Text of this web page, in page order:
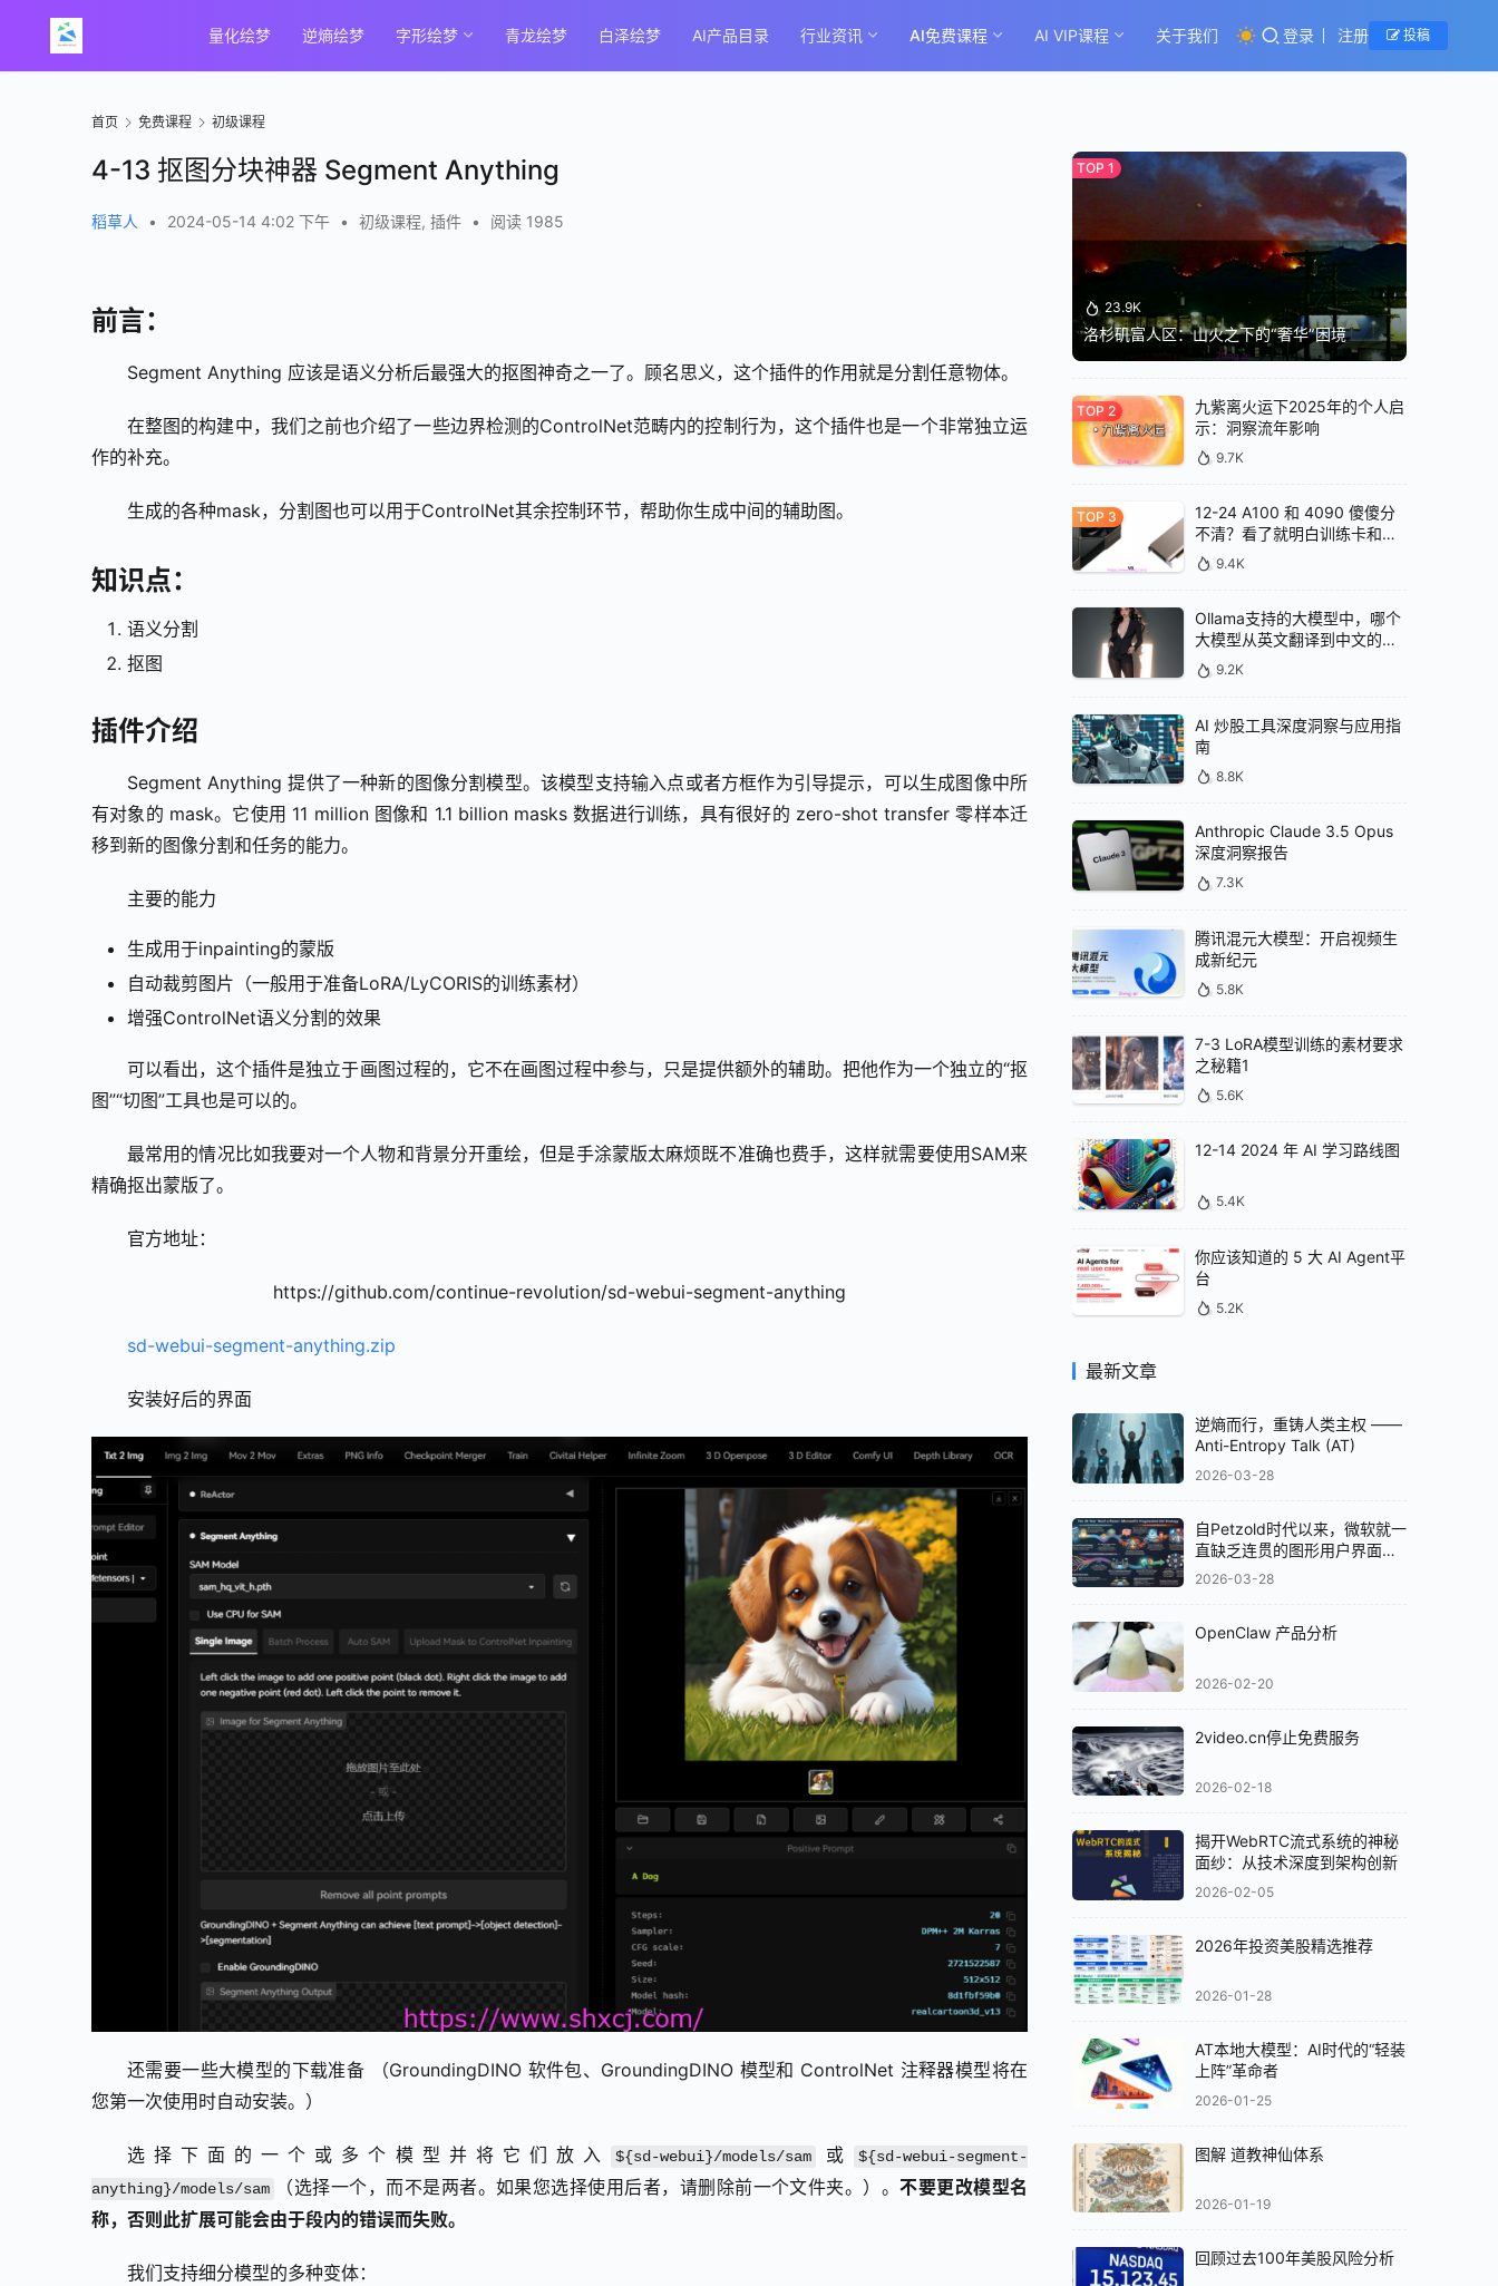
量化绘梦 逆熵绘梦 字形绘梦 青龙绘梦 白泽绘梦 AI产品目录 行业资讯 AI免费课程 AI VIP课程 关于我们 登录 注册 投稿
首页 免费课程 初级课程
4-13 抠图分块神器 Segment Anything
稻草人 • 2024-05-14 4:02 下午 • 初级课程, 插件 • 阅读 1985
前言：
Segment Anything 应该是语义分析后最强大的抠图神奇之一了。顾名思义，这个插件的作用就是分割任意物体。
在整图的构建中，我们之前也介绍了一些边界检测的ControlNet范畴内的控制行为，这个插件也是一个非常独立运
作的补充。
生成的各种mask，分割图也可以用于ControlNet其余控制环节，帮助你生成中间的辅助图。
知识点：
语义分割
抠图
插件介绍
Segment Anything 提供了一种新的图像分割模型。该模型支持输入点或者方框作为引导提示，可以生成图像中所
有对象的 mask。它使用 11 million 图像和 1.1 billion masks 数据进行训练，具有很好的 zero-shot transfer 零样本迁
移到新的图像分割和任务的能力。
主要的能力
生成用于inpainting的蒙版
自动裁剪图片（一般用于准备LoRA/LyCORIS的训练素材）
增强ControlNet语义分割的效果
可以看出，这个插件是独立于画图过程的，它不在画图过程中参与，只是提供额外的辅助。把他作为一个独立的“抠
图”“切图”工具也是可以的。
最常用的情况比如我要对一个人物和背景分开重绘，但是手涂蒙版太麻烦既不准确也费手，这样就需要使用SAM来
精确抠出蒙版了。
官方地址：
https://github.com/continue-revolution/sd-webui-segment-anything
sd-webui-segment-anything.zip
安装好后的界面
还需要一些大模型的下载准备 （GroundingDINO 软件包、GroundingDINO 模型和 ControlNet 注释器模型将在
您第一次使用时自动安装。）
选择下面的一个或多个模型并将它们放入 ${sd-webui}/models/sam 或
${sd-webui-segment-
anything}/models/sam
（选择一个，而不是两者。如果您选择使用后者，请删除前一个文件夹。）。不要更改模型名
称，否则此扩展可能会由于段内的错误而失败。
我们支持细分模型的多种变体：
23.9K
洛杉矶富人区：山火之下的“奢华”困境
九紫离火运下2025年的个人启
示：洞察流年影响
9.7K
12-24 A100 和 4090 傻傻分
不清？看了就明白训练卡和推
理卡的区别
9.4K
Ollama支持的大模型中，哪个
大模型从英文翻译到中文的效
果最好
9.2K
AI 炒股工具深度洞察与应用指
南
8.8K
Anthropic Claude 3.5 Opus
深度洞察报告
7.3K
腾讯混元大模型：开启视频生
成新纪元
5.8K
7-3 LoRA模型训练的素材要求
之秘籍1
5.6K
12-14 2024 年 AI 学习路线图
5.4K
你应该知道的 5 大 AI Agent平
台
5.2K
最新文章
逆熵而行，重铸人类主权 ——
Anti-Entropy Talk (AT)
2026-03-28
自Petzold时代以来，微软就一
直缺乏连贯的图形用户界面
（GUI）策略
2026-03-28
OpenClaw 产品分析
2026-02-20
2video.cn停止免费服务
2026-02-18
揭开WebRTC流式系统的神秘
面纱：从技术深度到架构创新
2026-02-05
2026年投资美股精选推荐
2026-01-28
AT本地大模型：AI时代的“轻装
上阵”革命者
2026-01-25
图解 道教神仙体系
2026-01-19
回顾过去100年美股风险分析